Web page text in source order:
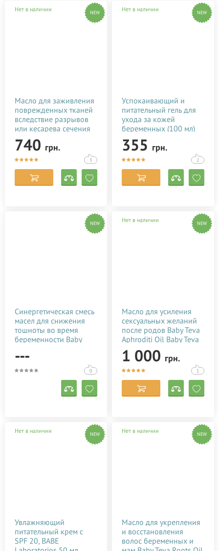
Нет в наличии NEW
Масло для заживления
поврежденных тканей
вследствие разрывов
или кесарева сечения
Baby Teva Stitol 50 мл
740 грн.
3
Нет в наличии NEW
Успокаивающий и
питательный гель для
ухода за кожей
беременных (100 мл)
355 грн.
2
NEW
Синергетическая смесь
масел для снижения
тошноты во время
беременности Baby
---
0
Нет в наличии NEW
Масло для усиления
сексуальных желаний
после родов Baby Teva
Aphroditi Oil Baby Teva
100 мл
1 000 грн.
1
Нет в наличии NEW
Увлажняющий
питательный крем с
SPF 20, BABE
Нет в наличии NEW
Масло для укрепления
и восстановления
волос беременных и